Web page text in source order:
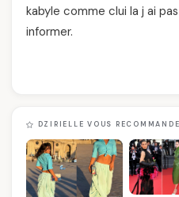
kabyle comme clui la j ai
informer.
DZIRIELLE VOUS RECOMMANDE